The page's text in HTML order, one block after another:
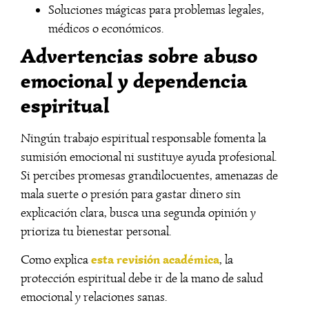
Soluciones mágicas para problemas legales,
médicos o económicos.
Advertencias sobre abuso
emocional y dependencia
espiritual
Ningún trabajo espiritual responsable fomenta la
sumisión emocional ni sustituye ayuda profesional.
Si percibes promesas grandilocuentes, amenazas de
mala suerte o presión para gastar dinero sin
explicación clara, busca una segunda opinión y
prioriza tu bienestar personal.
Como explicaesta revisión académica, la
protección espiritual debe ir de la mano de salud
emocional y relaciones sanas.